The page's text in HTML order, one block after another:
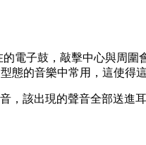
電子鼓，敲擊中心與周
的音樂中常用，這使得
該出現的聲音全部送進